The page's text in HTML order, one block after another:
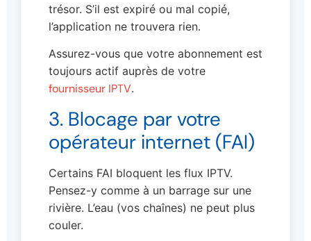
trésor. S’il est expiré ou mal copié,
l’application ne trouvera rien.
Assurez-vous que votre abonnement est
toujours actif auprès de votre
fournisseur IPTV.
3. Blocage par votre
opérateur internet (FAI)
Certains FAI bloquent les flux IPTV.
Pensez-y comme à un barrage sur une
rivière. L’eau (vos chaînes) ne peut plus
couler.